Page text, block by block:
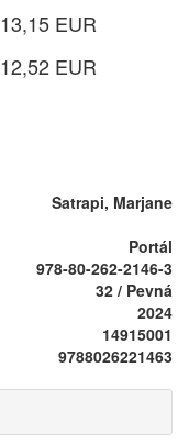
13,15 EUR
12,52 EUR
Satrapi, Marjane
Portál
978-80-262-2146-3
32 / Pevná
2024
14915001
9788026221463